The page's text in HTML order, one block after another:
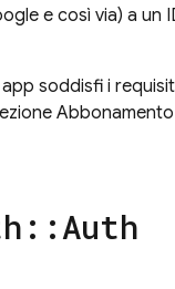
e così via) a un
soddisfi i
::Auth